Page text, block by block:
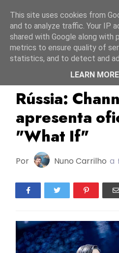
Rússia
Rússia:
apresenta
"What If"
Por Nuno Carrilho a
This site uses cookies from
and to analyze traffic. Your IP
shared with Google along with
metrics to ensure quality of
statistics, and to detect and
LEARN MORE